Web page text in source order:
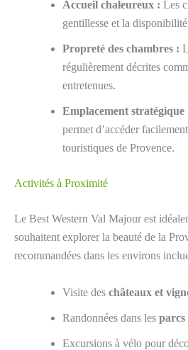
Accueil chaleureux : Les
gentillesse et la
Propreté des chambres :
régulièrement décrites
entretenues.
Emplacement stratégique
permet d’accéder
touristiques de Provence.
Activités à Proximité
Le Best Western Val Majour est
souhaitent explorer la beauté de la
recommandées dans les environs
Visite des châteaux et
Randonnées dans les parcs
Excursions à vélo pour